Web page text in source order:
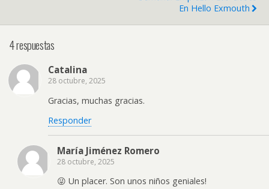
En Hello Exmouth
4 respuestas
Catalina
28 octubre, 2025
Gracias, muchas gracias.
Responder
María Jiménez Romero
28 octubre, 2025
😜 Un placer. Son unos niños geniales!